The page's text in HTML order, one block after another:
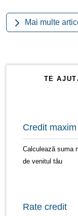
Mai multe
TE
Credit maxim
Calculează suma
de venitul tău
Rate credit